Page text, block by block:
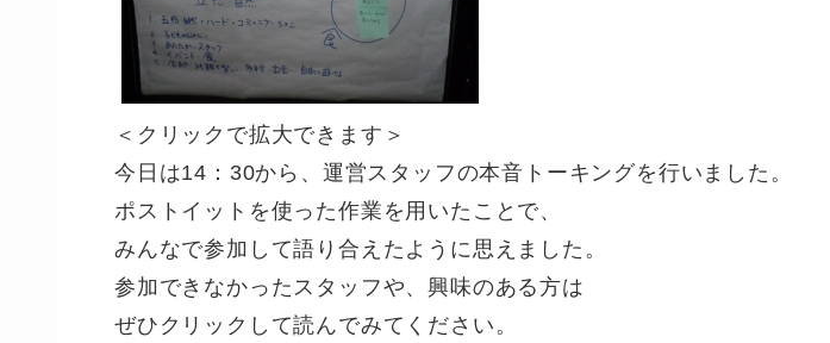
＜クリックで拡大できます＞
今日は14：30から、運営スタッフの本音トーキングを行いました。
ポストイットを使った作業を用いたことで、
みんなで参加して語り合えたように思えました。
参加できなかったスタッフや、興味のある方は
ぜひクリックして読んでみてください。